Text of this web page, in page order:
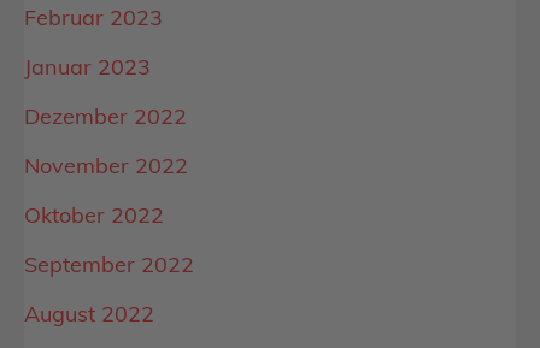
Februar 2023
Januar 2023
Dezember 2022
November 2022
Oktober 2022
September 2022
August 2022